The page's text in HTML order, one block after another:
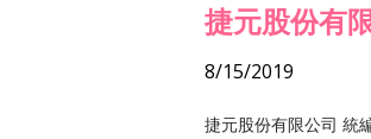
捷元股份有
8/15/2019
捷元股份有限公司 統